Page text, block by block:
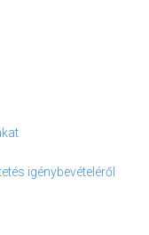
igénybevételéről